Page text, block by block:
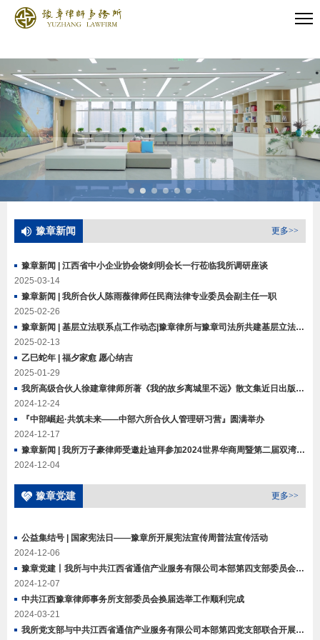
豫章新闻 更多>>
豫章新闻 | 江西省中小企业协会饶剑明会长一行莅临我所调研座谈
2025-03-14
豫章新闻 | 我所合伙人陈雨薇律师任民商法律专业委员会副主任一职
2025-02-26
豫章新闻 | 基层立法联系点工作动态|豫章律所与豫章司法所共建基层立法信息采集点
2025-02-13
乙巳蛇年 | 福夕家愈 愿心纳吉
2025-01-29
我所高级合伙人徐建章律师所著《我的故乡离城里不远》散文集近日出版发行
2024-12-24
『中部崛起·共筑未来——中部六所合伙人管理研习营』圆满举办
2024-12-17
豫章新闻 | 我所万子豪律师受邀赴迪拜参加2024世界华商周暨第二届双湾论坛并出席参加中东国际工程和国际仲裁法律实务研讨会等活动
2024-12-04
豫章党建 更多>>
公益集结号 | 国家宪法日——豫章所开展宪法宣传周普法宣传活动
2024-12-06
豫章党建丨我所与中共江西省通信产业服务有限公司本部第四支部委员会开展“党建翼联”主题党日活动
2024-12-07
中共江西豫章律师事务所支部委员会换届选举工作顺利完成
2024-03-21
我所党支部与中共江西省通信产业服务有限公司本部第四党支部联合开展“党建翼联”活动